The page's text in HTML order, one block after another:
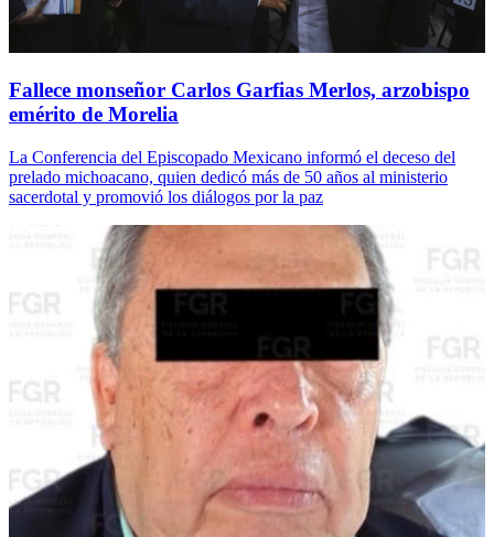
Fallece monseñor Carlos Garfias Merlos, arzobispo
emérito de Morelia
La Conferencia del Episcopado Mexicano informó el deceso del
prelado michoacano, quien dedicó más de 50 años al ministerio
sacerdotal y promovió los diálogos por la paz